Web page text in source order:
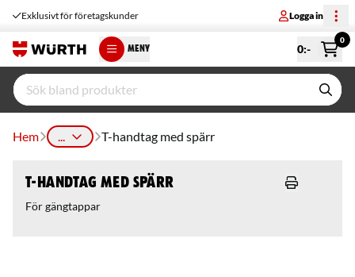
Exklusivt för företagskunder Logga in
MENY 0:-
0
Hem ... T-handtag med spärr
T-handtag med spärr
För gängtappar